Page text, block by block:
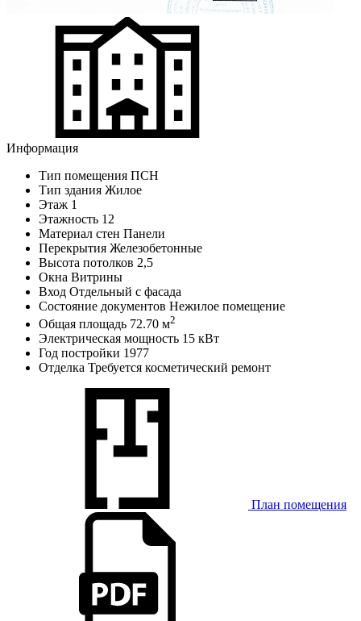
Информация
Тип помещения ПСН
Тип здания Жилое
Этаж 1
Этажность 12
Материал стен Панели
Перекрытия Железобетонные
Высота потолков 2,5
Окна Витрины
Вход Отдельный с фасада
Состояние документов Нежилое помещение
Общая площадь 72.70 м2
Электрическая мощность 15 кВт
Год постройки 1977
Отделка Требуется косметический ремонт
План помещения